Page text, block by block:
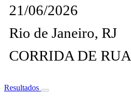
21/06/2026
Rio de Janeiro, RJ
CORRIDA DE RUA
Resultados